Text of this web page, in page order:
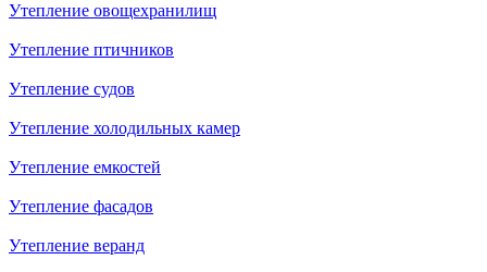
Утепление овощехранилищ
Утепление птичников
Утепление судов
Утепление холодильных камер
Утепление емкостей
Утепление фасадов
Утепление веранд